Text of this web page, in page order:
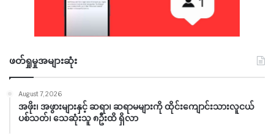
ဖတ်ရှုမှုအများဆုံး
August 7, 2026
အဖိုး၊ အဖွားများနှင့် ဆရာ၊ ဆရာမများကို ထိုင်းကျောင်းသားလူငယ်
ပစ်သတ်၊ သေဆုံးသူ ၈ဦးထိ ရှိလာ